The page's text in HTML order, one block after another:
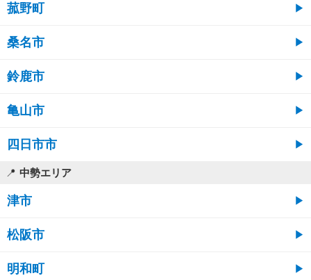
菰野町
桑名市
鈴鹿市
亀山市
四日市市
中勢エリア
津市
松阪市
明和町